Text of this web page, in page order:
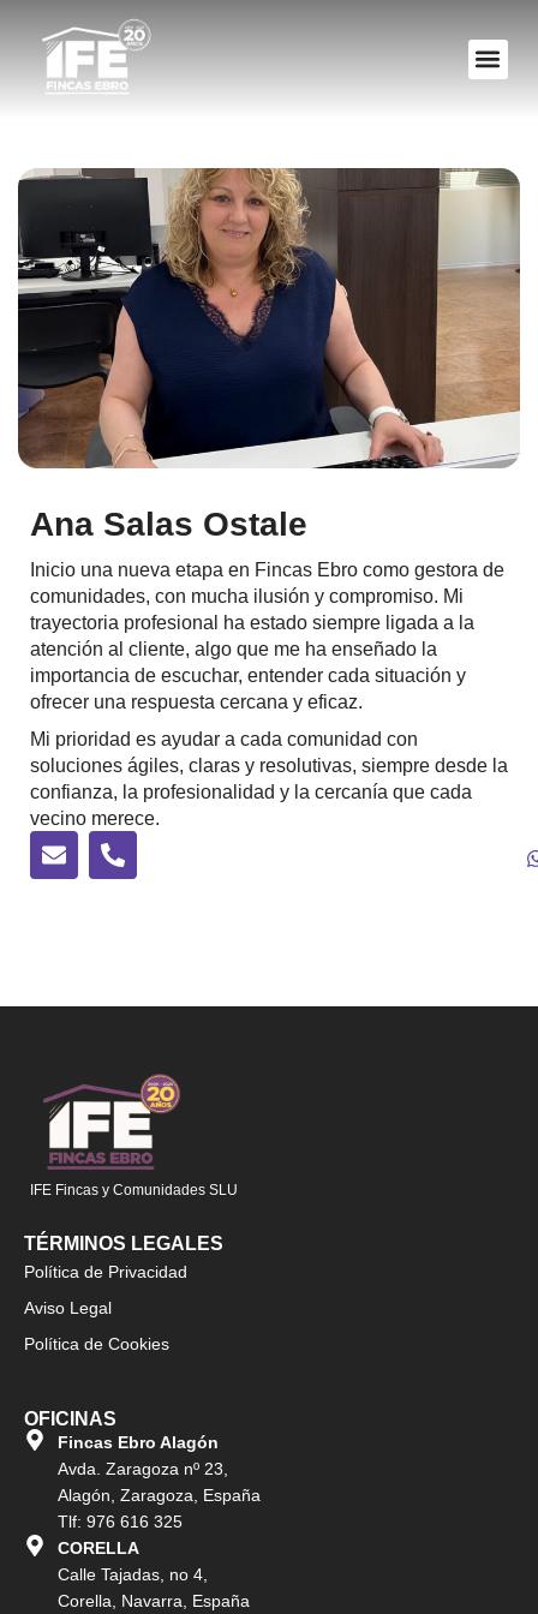
Ana Salas Ostale
Inicio una nueva etapa en Fincas Ebro como gestora de
comunidades, con mucha ilusión y compromiso. Mi
trayectoria profesional ha estado siempre ligada a la
atención al cliente, algo que me ha enseñado la
importancia de escuchar, entender cada situación y
ofrecer una respuesta cercana y eficaz.
Mi prioridad es ayudar a cada comunidad con
soluciones ágiles, claras y resolutivas, siempre desde la
confianza, la profesionalidad y la cercanía que cada
vecino merece.
IFE Fincas y Comunidades SLU
TÉRMINOS LEGALES
Política de Privacidad
Aviso Legal
Política de Cookies
OFICINAS
Fincas Ebro Alagón
Avda. Zaragoza nº 23,
Alagón, Zaragoza, España
Tlf: 976 616 325
CORELLA
Calle Tajadas, no 4,
Corella, Navarra, España